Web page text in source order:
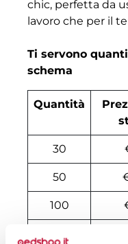
chic, perfetta da
lavoro che per il
Ti servono
schema
Quantità
30
50
100